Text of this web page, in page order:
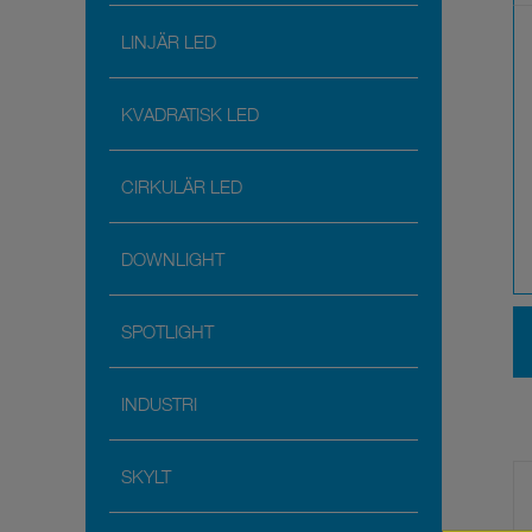
LINJÄR LED
KVADRATISK LED
CIRKULÄR LED
DOWNLIGHT
SPOTLIGHT
INDUSTRI
SKYLT